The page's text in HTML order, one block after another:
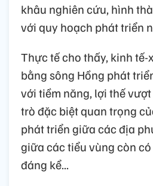
khâu nghiên cứu, hình
với quy hoạch phát triển
Thực tế cho thấy, kinh
bằng sông Hồng phát
với tiềm năng, lợi thế
trò đặc biệt quan trọng
phát triển giữa các địa
giữa các tiểu vùng còn
đáng kể...